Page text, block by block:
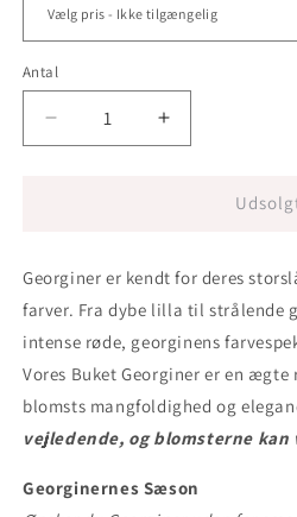
Antal
Antal
Reducer
antallet
Øg
antallet
Georginer er kendt for deres
farver. Fra dybe lilla til strålende
intense røde, georginens
Vores Buket Georginer er en
blomsts mangfoldighed og
vejledende, og blomsterne
Georginernes Sæson